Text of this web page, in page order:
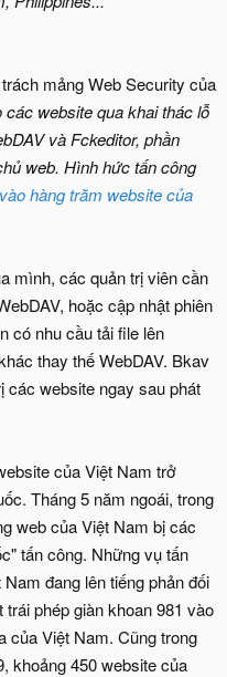
mảng Web Security của
các website qua khai thác lỗ
và Fckeditor, phần
web. Hình hức tấn công
hàng trăm website của
mình, các quản trị viên cần
hoặc cập nhật phiên
có nhu cầu tải file lên
thay thế WebDAV. Bkav
các website ngay sau phát
của Việt Nam trở
Tháng 5 năm ngoái, trong
web của Việt Nam bị các
tấn công. Những vụ tấn
đang lên tiếng phản đối
phép giàn khoan 981 vào
của Việt Nam. Cũng trong
khoảng 450 website của